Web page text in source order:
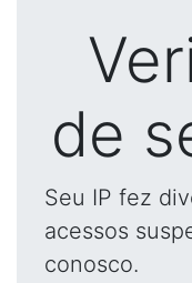
de
Seu IP fez
acessos
conosco.